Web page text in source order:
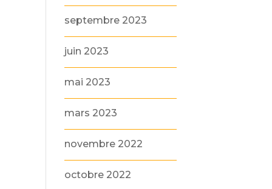
septembre 2023
juin 2023
mai 2023
mars 2023
novembre 2022
octobre 2022